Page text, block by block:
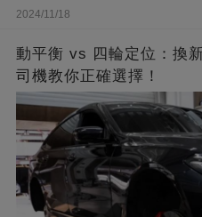
2024/11/18
動平衡 vs 四輪定位：換
司機教你正確選擇！